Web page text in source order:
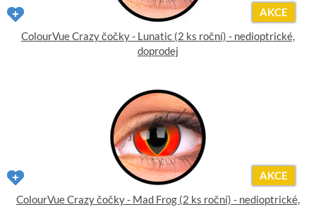
AKCE
ColourVue Crazy čočky - Lunatic (2 ks roční) - nedioptrické,
doprodej
AKCE
ColourVue Crazy čočky - Mad Frog (2 ks roční) - nedioptrické,